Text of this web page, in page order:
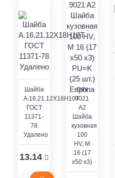
Шайба
A.16.21.12Х18Н10Т
ГОСТ
11371-
78
Удалено
13.14
DIN
9021
A2
Шайба
кузовная
100
HV, М
16 (17
x50 x3)